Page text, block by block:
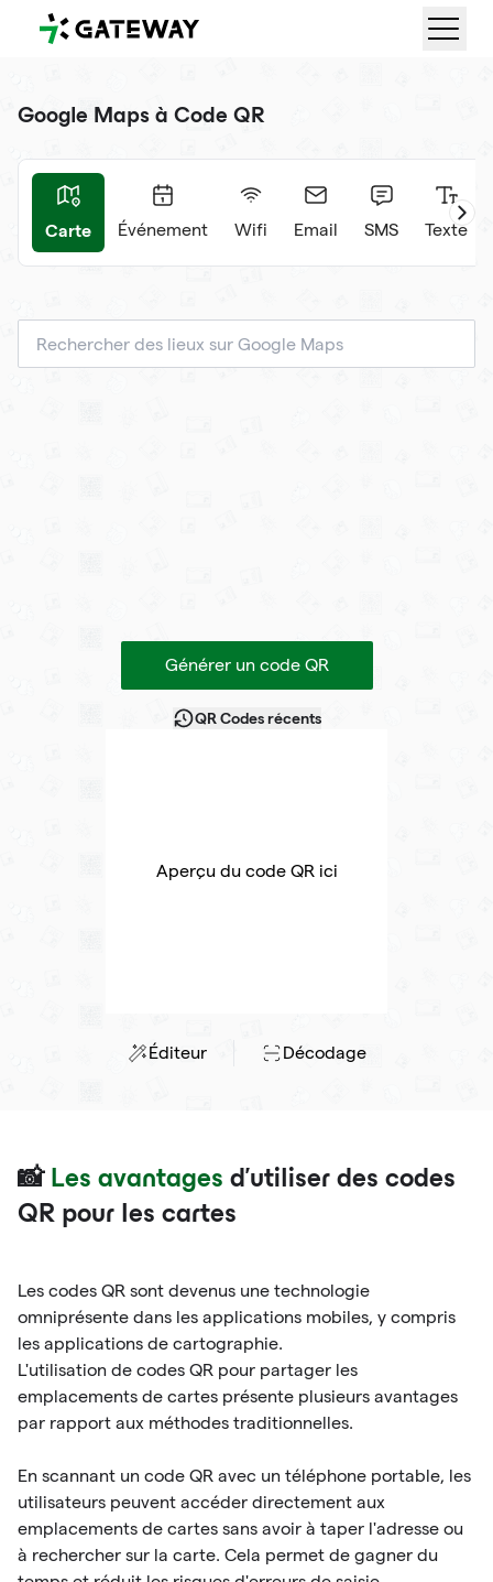
QRGateway
Google Maps à Code QR
Carte Événement Wifi Email SMS Texte
Générer un code QR
QR Codes récents
Aperçu du code QR ici
Éditeur Décodage
📸 Les avantages d'utiliser des codes
QR pour les cartes
Les codes QR sont devenus une technologie
omniprésente dans les applications mobiles, y compris
les applications de cartographie.
L'utilisation de codes QR pour partager les
emplacements de cartes présente plusieurs avantages
par rapport aux méthodes traditionnelles.
En scannant un code QR avec un téléphone portable, les
utilisateurs peuvent accéder directement aux
emplacements de cartes sans avoir à taper l'adresse ou
à rechercher sur la carte. Cela permet de gagner du